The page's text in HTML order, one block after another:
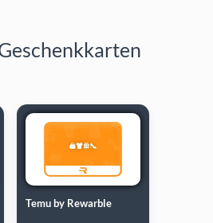
Temu by Rewarble